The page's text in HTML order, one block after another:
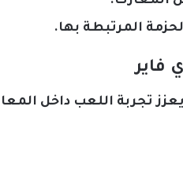
فاير
تجربة اللعب داخل